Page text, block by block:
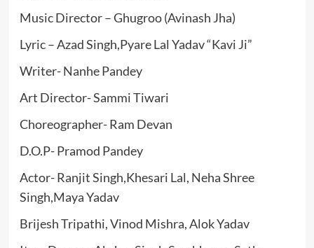
Music Director – Ghugroo (Avinash Jha)
Lyric – Azad Singh,Pyare Lal Yadav “Kavi Ji”
Writer- Nanhe Pandey
Art Director- Sammi Tiwari
Choreographer- Ram Devan
D.O.P- Pramod Pandey
Actor- Ranjit Singh,Khesari Lal, Neha Shree
Singh,Maya Yadav
Brijesh Tripathi, Vinod Mishra, Alok Yadav